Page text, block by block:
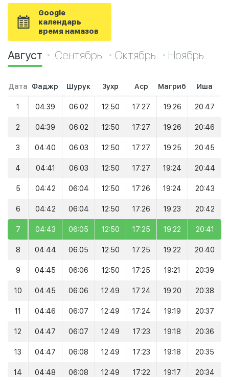
Google
календарь
время намазов
Август Сентябрь Октябрь Ноябрь
Дата Фаджр Шурук Зухр Аср Магриб Иша
1 04:39 06:02 12:50 17:27 19:26 20:47
2 04:39 06:02 12:50 17:27 19:26 20:46
3 04:40 06:03 12:50 17:27 19:25 20:45
4 04:41 06:03 12:50 17:27 19:24 20:44
5 04:42 06:04 12:50 17:26 19:24 20:43
6 04:42 06:04 12:50 17:26 19:23 20:42
7 04:43 06:05 12:50 17:25 19:22 20:41
8 04:44 06:05 12:50 17:25 19:22 20:40
9 04:45 06:06 12:50 17:25 19:21 20:39
10 04:45 06:06 12:49 17:24 19:20 20:38
11 04:46 06:07 12:49 17:24 19:19 20:37
12 04:47 06:07 12:49 17:23 19:18 20:36
13 04:47 06:08 12:49 17:23 19:18 20:35
14 04:48 06:08 12:49 17:22 19:17 20:34